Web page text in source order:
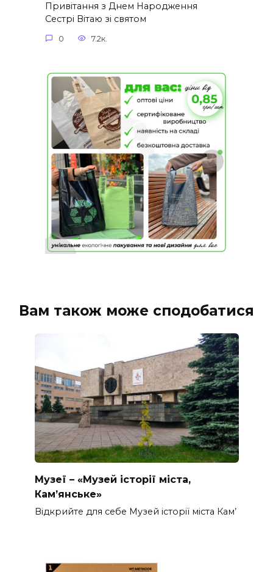
Привітання з Днем Народження
Сестрі Вітаю зі святом
0 7.2к.
Вам також може сподобатися
Музеї – «Музей історії міста,
Кам’янське»
Відкрийте для себе Музей історії міста Кам’